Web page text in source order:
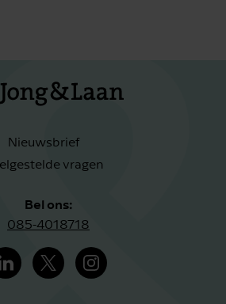
Nieuwsbrief
vragen
Bel ons:
085-4018718